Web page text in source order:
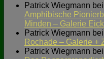
Patrick Wiegmann bei
Amphibische
Minden – Galerie
Patrick Wiegmann bei
Rochade – Galerie +
Patrick Wiegmann bei